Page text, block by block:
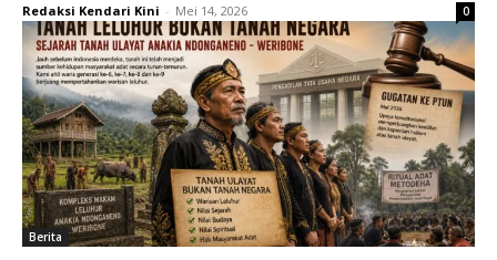
Redaksi Kendari Kini - Mei 14, 2026 0
Berita